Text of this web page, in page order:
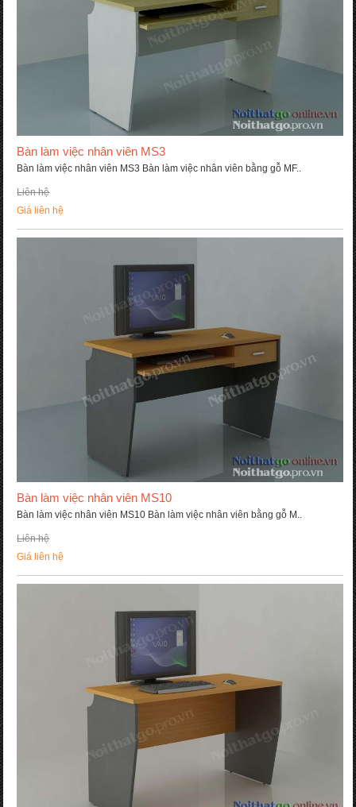
Bàn làm việc nhân viên MS3
Bàn làm việc nhân viên MS3 Bàn làm việc nhân viên bằng gỗ MF..
Liên hệ
Giá liên hệ
Bàn làm việc nhân viên MS10
Bàn làm việc nhân viên MS10 Bàn làm việc nhân viên bằng gỗ M..
Liên hệ
Giá liên hệ